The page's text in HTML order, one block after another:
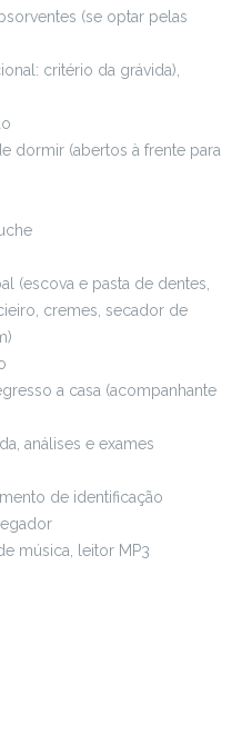
(se optar pelas
critério da grávida),
dormir (abertos à frente para
(escova e pasta de dentes,
cremes, secador de
a casa (acompanhante
análises e exames
de identificação
música, leitor MP3